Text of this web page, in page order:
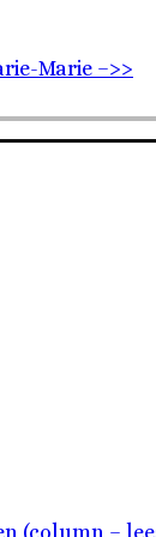
Marie –>>
(column –